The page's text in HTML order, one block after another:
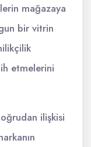
mağazaya
bir vitrin
etmelerini
ilişkisi